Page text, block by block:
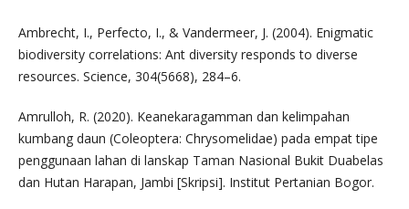
Ambrecht, I., Perfecto, I., & Vandermeer, J. (2004). Enigmatic
biodiversity correlations: Ant diversity responds to diverse
resources. Science, 304(5668), 284–6.
Amrulloh, R. (2020). Keanekaragamman dan kelimpahan
kumbang daun (Coleoptera: Chrysomelidae) pada empat tipe
penggunaan lahan di lanskap Taman Nasional Bukit Duabelas
dan Hutan Harapan, Jambi [Skripsi]. Institut Pertanian Bogor.